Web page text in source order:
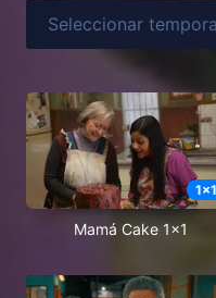
Seleccionar
1x1
Mamá Cake 1x1